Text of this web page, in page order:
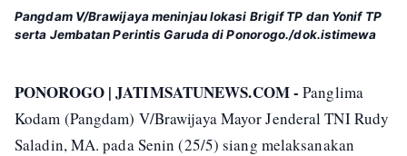
Pangdam V/Brawijaya meninjau lokasi Brigif TP dan Yonif TP
serta Jembatan Perintis Garuda di Ponorogo./dok.istimewa
PONOROGO | JATIMSATUNEWS.COM - Panglima
Kodam (Pangdam) V/Brawijaya Mayor Jenderal TNI Rudy
Saladin, MA. pada Senin (25/5) siang melaksanakan